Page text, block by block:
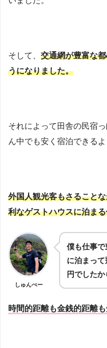
そして、 交通網が豊富な
うになりました。
それによって田舎の民宿
ん中でも安く宿泊できる
外国人観光客もさること
利なゲストハウスに泊ま
しゅんぺー
僕も仕事
に泊まっ
円でしたか
時間的距離も金銭的距離